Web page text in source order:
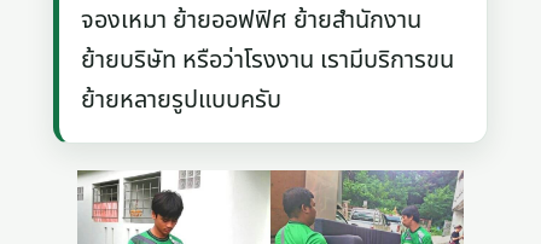
จองเหมา ย้ายออฟฟิศ ย้ายสำนักงาน
ย้ายบริษัท หรือว่าโรงงาน เรามีบริการขน
ย้ายหลายรูปแบบครับ